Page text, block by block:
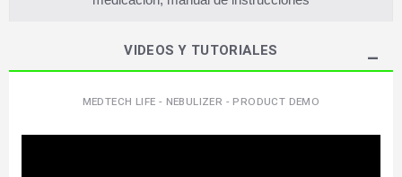
VIDEOS Y TUTORIALES
MEDTECH LIFE - NEBULIZER - PRODUCT DEMO